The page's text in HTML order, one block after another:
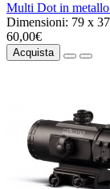
Multi Dot in
Dimensioni: 79 x
60,00€
Acquista